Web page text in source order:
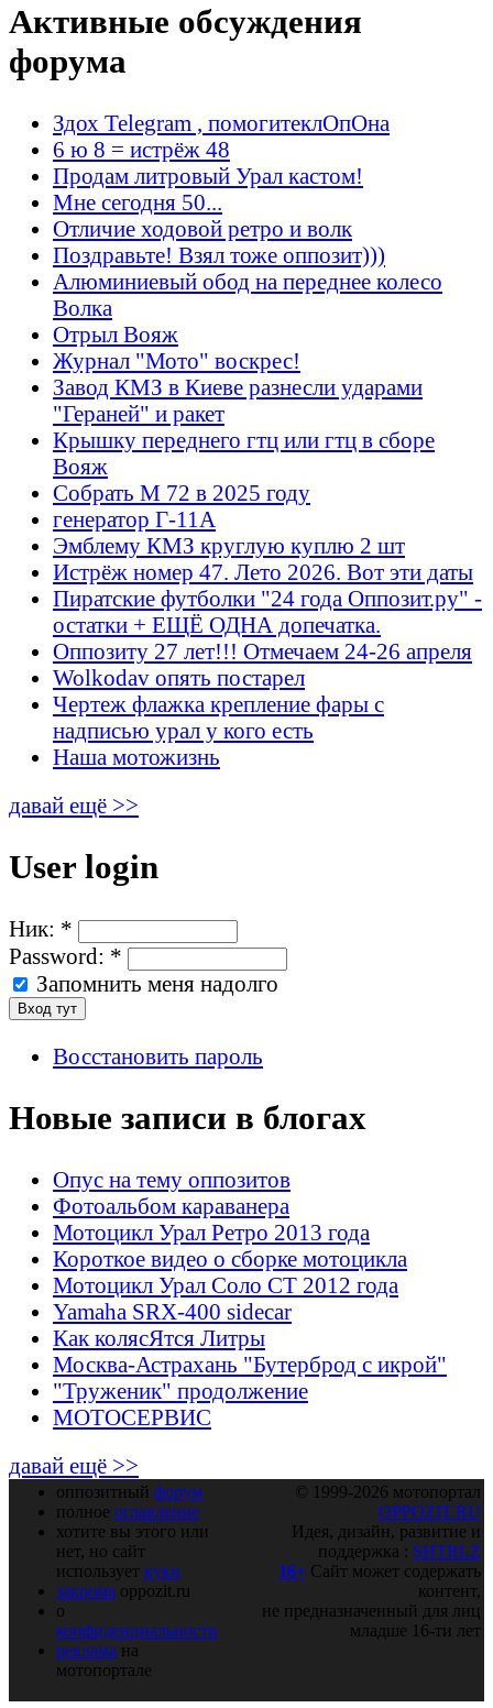
Активные обсуждения
форума
Здох Telegram , помогитеклОпОна
6 ю 8 = истрёж 48
Продам литровый Урал кастом!
Мне сегодня 50...
Отличие ходовой ретро и волк
Поздравьте! Взял тоже оппозит)))
Алюминиевый обод на переднее колесо
Волка
Отрыл Вояж
Журнал "Мото" воскрес!
Завод КМЗ в Киеве разнесли ударами
"Гераней" и ракет
Крышку переднего гтц или гтц в сборе
Вояж
Собрать М 72 в 2025 году
генератор Г-11А
Эмблему КМЗ круглую куплю 2 шт
Истрёж номер 47. Лето 2026. Вот эти даты
Пиратские футболки "24 года Оппозит.ру" -
остатки + ЕЩЁ ОДНА допечатка.
Оппозиту 27 лет!!! Отмечаем 24-26 апреля
Wolkodav опять постарел
Чертеж флажка крепление фары с
надписью урал у кого есть
Наша мотожизнь
давай ещё >>
User login
Ник: *
Password: *
Запомнить меня надолго
Восстановить пароль
Новые записи в блогах
Опус на тему оппозитов
Фотоальбом караванера
Мотоцикл Урал Ретро 2013 года
Короткое видео о сборке мотоцикла
Мотоцикл Урал Соло СТ 2012 года
Yamaha SRX-400 sidecar
Как колясЯтся Литры
Москва-Астрахань "Бутерброд с икрой"
"Труженик" продолжение
МОТОСЕРВИС
давай ещё >>
оппозитный форум
полное оглавление
хотите вы этого или
нет, но сайт
использует куки
закрома oppozit.ru
о
конфиденциальности
реклама на
мотопортале
© 1999-2026 мотопортал
OPPOZIT.RU
Идея, дизайн, развитие и
поддержка : SHTRLZ
16+ Сайт может содержать
контент,
не предназначенный для лиц
младше 16-ти лет